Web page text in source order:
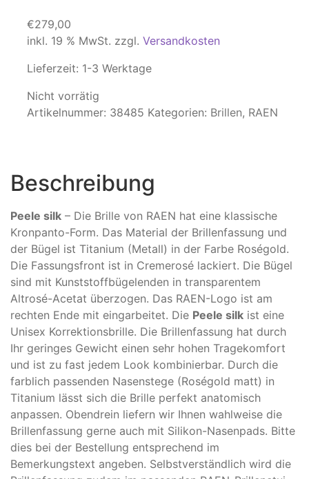
€279,00
inkl. 19 % MwSt. zzgl. Versandkosten
Lieferzeit: 1-3 Werktage
Nicht vorrätig
Artikelnummer: 38485 Kategorien: Brillen, RAEN
Beschreibung
Peele silk – Die Brille von RAEN hat eine klassische
Kronpanto-Form. Das Material der Brillenfassung und
der Bügel ist Titanium (Metall) in der Farbe Roségold.
Die Fassungsfront ist in Cremerosé lackiert. Die Bügel
sind mit Kunststoffbügelenden in transparentem
Altrosé-Acetat überzogen. Das RAEN-Logo ist am
rechten Ende mit eingarbeitet. Die Peele silk ist eine
Unisex Korrektionsbrille. Die Brillenfassung hat durch
Ihr geringes Gewicht einen sehr hohen Tragekomfort
und ist zu fast jedem Look kombinierbar. Durch die
farblich passenden Nasenstege (Roségold matt) in
Titanium lässt sich die Brille perfekt anatomisch
anpassen. Obendrein liefern wir Ihnen wahlweise die
Brillenfassung gerne auch mit Silikon-Nasenpads. Bitte
dies bei der Bestellung entsprechend im
Bemerkungstext angeben. Selbstverständlich wird die